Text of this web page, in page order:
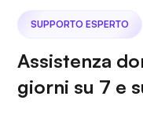
SUPPORTO ESPERTO
Assistenza
giorni su 7 e